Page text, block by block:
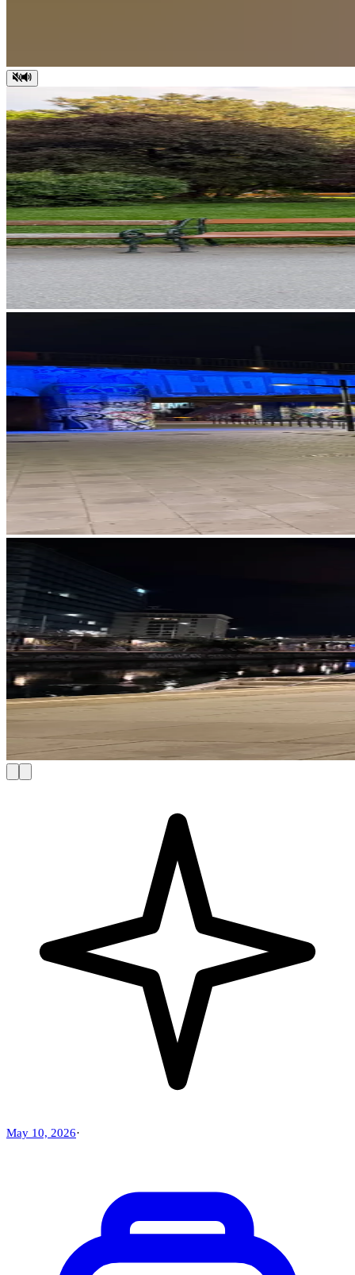
May 10, 2026·